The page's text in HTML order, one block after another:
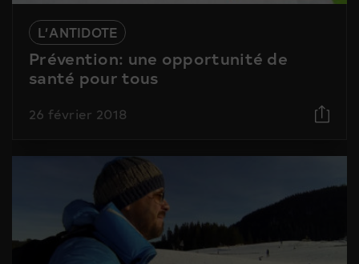
L’ANTIDOTE
Prévention: une opportunité de
santé pour tous
26 février 2018